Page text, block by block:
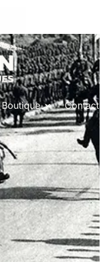
Boutique Contact